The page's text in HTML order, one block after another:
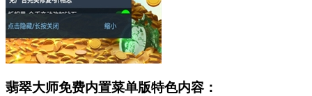
翡翠大师免费内置菜单版特色内容：